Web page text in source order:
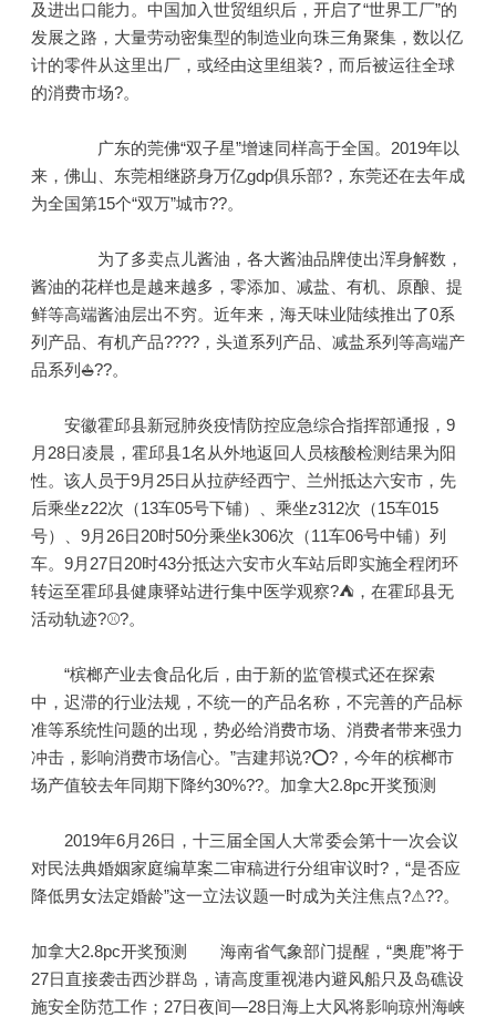
及进出口能力。中国加入世贸组织后，开启了“世界工厂”的
发展之路，大量劳动密集型的制造业向珠三角聚集，数以亿
计的零件从这里出厂，或经由这里组装?，而后被运往全球
的消费市场?。
广东的莞佛“双子星”增速同样高于全国。2019年以
来，佛山、东莞相继跻身万亿gdp俱乐部?，东莞还在去年成
为全国第15个“双万”城市??。
为了多卖点儿酱油，各大酱油品牌使出浑身解数，
酱油的花样也是越来越多，零添加、减盐、有机、原酿、提
鲜等高端酱油层出不穷。近年来，海天味业陆续推出了0系
列产品、有机产品????，头道系列产品、减盐系列等高端产
品系列⛵??。
安徽霍邱县新冠肺炎疫情防控应急综合指挥部通报，9
月28日凌晨，霍邱县1名从外地返回人员核酸检测结果为阳
性。该人员于9月25日从拉萨经西宁、兰州抵达六安市，先
后乘坐z22次（13车05号下铺）、乘坐z312次（15车015
号）、9月26日20时50分乘坐k306次（11车06号中铺）列
车。9月27日20时43分抵达六安市火车站后即实施全程闭环
转运至霍邱县健康驿站进行集中医学观察?⛺，在霍邱县无
活动轨迹?⚾?。
“槟榔产业去食品化后，由于新的监管模式还在探索
中，迟滞的行业法规，不统一的产品名称，不完善的产品标
准等系统性问题的出现，势必给消费市场、消费者带来强力
冲击，影响消费市场信心。”吉建邦说?⭕?，今年的槟榔市
场产值较去年同期下降约30%??。加拿大2.8pc开奖预测
2019年6月26日，十三届全国人大常委会第十一次会议
对民法典婚姻家庭编草案二审稿进行分组审议时?，“是否应
降低男女法定婚龄”这一立法议题一时成为关注焦点?⚠??。
加拿大2.8pc开奖预测 海南省气象部门提醒，“奥鹿”将于
27日直接袭击西沙群岛，请高度重视港内避风船只及岛礁设
施安全防范工作；27日夜间—28日海上大风将影响琼州海峡